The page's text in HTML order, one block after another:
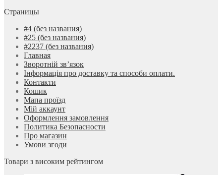
Страницы
#4 (без названия)
#25 (без названия)
#2237 (без названия)
Главная
Зворотній зв’язок
Інформація про доставку та способи оплати.
Контакти
Кошик
Мапа проїзд
Мій аккаунт
Оформлення замовлення
Политика Безопасности
Про магазин
Умови згоди
Товари з високим рейтингом